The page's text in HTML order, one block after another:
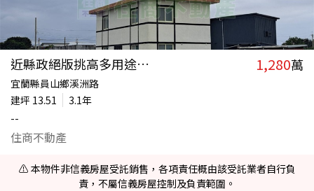
近縣政絕版挑高多用途加工室 1,280萬
宜蘭縣員山鄉溪洲路
建坪 13.51
3.1年
--
住商不動產
⚠️ 本物件非信義房屋受託銷售，各項責任概由該受託業者自行負
責，不屬信義房屋控制及負責範圍。